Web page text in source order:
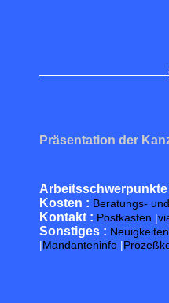
Präsentation der
Arbeitsschwerpunkte
Kosten : Beratungs-
Kontakt : Postkasten |
Sonstiges :
|Mandanteninfo |